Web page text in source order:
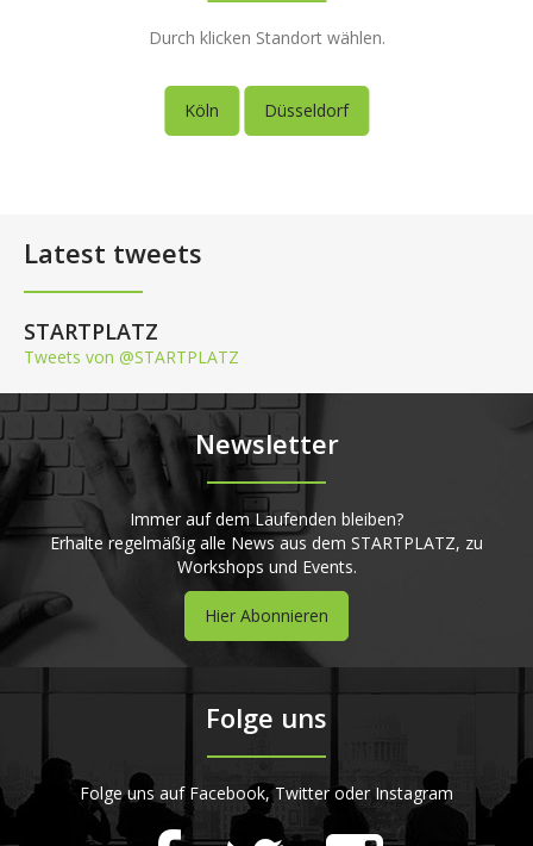
Durch klicken Standort wählen.
Köln Düsseldorf
Latest tweets
STARTPLATZ
Tweets von @STARTPLATZ
Newsletter
Immer auf dem Laufenden bleiben?
Erhalte regelmäßig alle News aus dem STARTPLATZ, zu
Workshops und Events.
Hier Abonnieren
Folge uns
Folge uns auf Facebook, Twitter oder Instagram